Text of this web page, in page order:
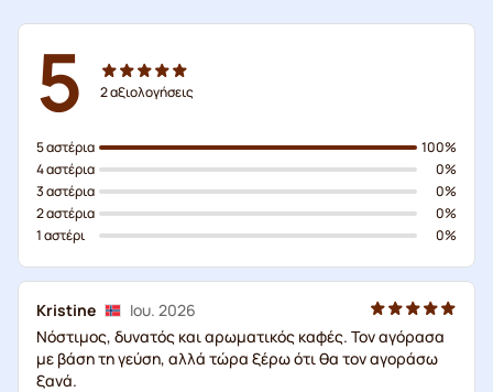
5 2αξιολογήσεις
5 αστέρια
4 αστέρια
3 αστέρια
2 αστέρια
1 αστέρι
100%
0%
0%
0%
0%
Kristine
Ιου. 2026
Νόστιμος, δυνατός και αρωματικός καφές. Τον αγόρασα
με βάση τη γεύση, αλλά τώρα ξέρω ότι θα τον αγοράσω
ξανά.